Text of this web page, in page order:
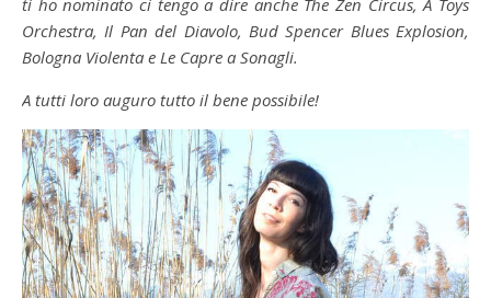
ti ho nominato ci tengo a dire anche The Zen Circus, A Toys
Orchestra, Il Pan del Diavolo, Bud Spencer Blues Explosion,
Bologna Violenta e Le Capre a Sonagli.
A tutti loro auguro tutto il bene possibile!